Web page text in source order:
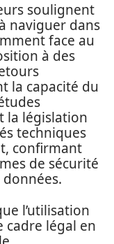
soulignent
naviguer dans
face au
à des
la capacité du
la législation
techniques
confirmant
de sécurité
l’utilisation
cadre légal en